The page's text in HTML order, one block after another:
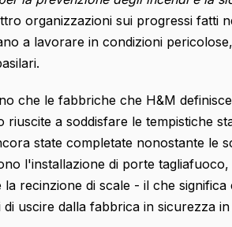
organizzazioni sui progressi fatti
a lavorare in condizioni
che le fabbriche che H&M
a soddisfare le tempistiche
state completate nonostante le
l'installazione di porte
recinzione di scale - il che
uscire dalla fabbrica in sicurezza